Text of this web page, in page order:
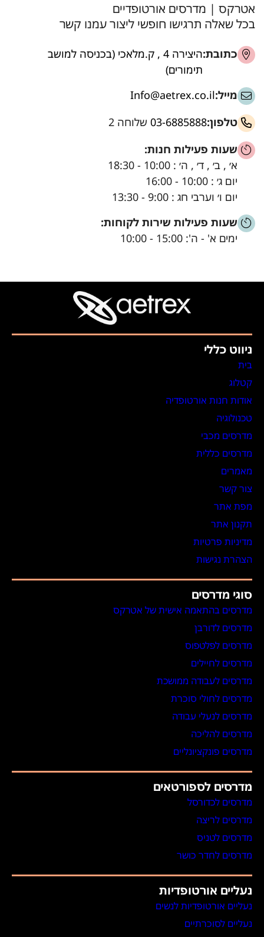
אטרקס | מדרסים אורטופדיים
בכל שאלה תרגישו חופשי ליצור עמנו קשר
כתובת:
היצירה 4 , ק.מלאכי (בכניסה למושב
תימורים)
מייל:Info@aetrex.co.il
טלפון:03-6885888 שלוחה 2
שעות פעילות חנות:
א׳ , ב׳ , ד׳ , ה׳ : 10:00 - 18:30
יום ג׳ : 10:00 - 16:00
יום ו׳ וערבי חג : 9:00 - 13:30
שעות פעילות שירות לקוחות:
ימים א' - ה': 15:00 - 10:00
ניווט כללי
בית
קטלוג
אודות חנות אורטופדיה
טכנולוגיה
מדרסים מכבי
מדרסים כללית
מאמרים
צור קשר
מפת אתר
תקנון אתר
מדיניות פרטיות
הצהרת נגישות
סוגי מדרסים
מדרסים בהתאמה אישית של אטרקס
מדרסים לדורבן
מדרסים לפלטפוס
מדרסים לחיילים
מדרסים לעבודה ממושכת
מדרסים לחולי סוכרת
מדרסים לנעלי עבודה
מדרסים להליכה
מדרסים פונקציונליים
מדרסים לספורטאים
מדרסים לכדורסל
מדרסים לריצה
מדרסים לטניס
מדרסים לחדר כושר
נעליים אורטופדיות
נעליים אורטופדיות לנשים
נעליים לסוכרתיים